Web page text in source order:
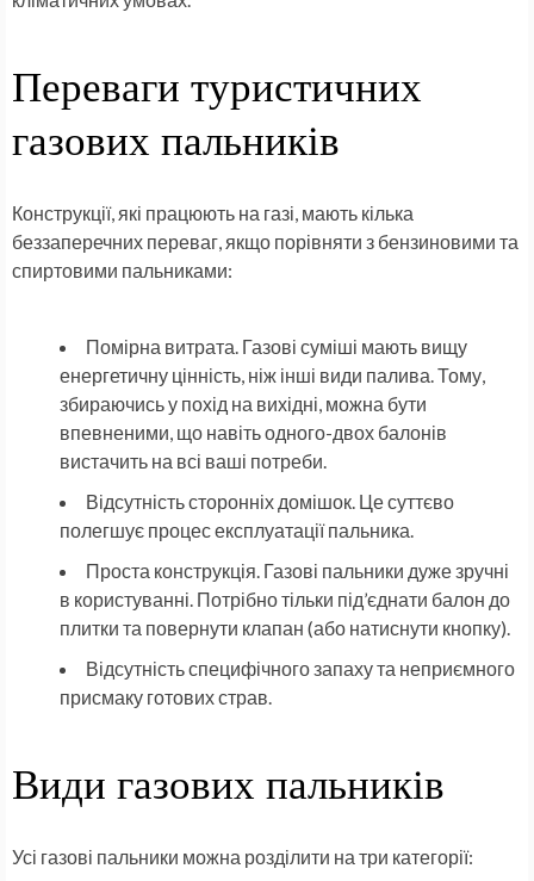
Переваги туристичних
газових пальників
Конструкції, які працюють на газі, мають кілька
беззаперечних переваг, якщо порівняти з бензиновими та
спиртовими пальниками:
Помірна витрата. Газові суміші мають вищу
енергетичну цінність, ніж інші види палива. Тому,
збираючись у похід на вихідні, можна бути
впевненими, що навіть одного-двох балонів
вистачить на всі ваші потреби.
Відсутність сторонніх домішок. Це суттєво
полегшує процес експлуатації пальника.
Проста конструкція. Газові пальники дуже зручні
в користуванні. Потрібно тільки під’єднати балон до
плитки та повернути клапан (або натиснути кнопку).
Відсутність специфічного запаху та неприємного
присмаку готових страв.
Види газових пальників
Усі газові пальники можна розділити на три категорії: